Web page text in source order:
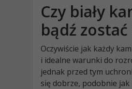
Czy biały
bądź
Oczywiście jak każdy
i idealne warunki do
jednak przed tym
się dobrze, podobnie